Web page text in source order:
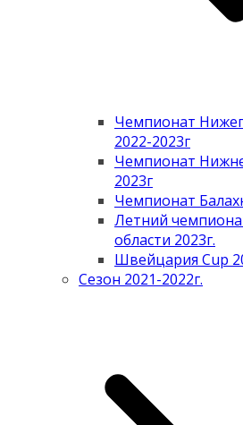
Чемпионат
2022-2023г
Чемпионат
2023г
Чемпионат
Летний
области 2023г.
Швейцария Cup
Сезон 2021-2022г.